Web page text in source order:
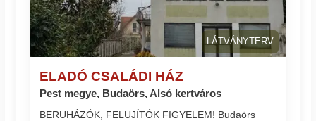
LÁTVÁNYTERV
ELADÓ CSALÁDI HÁZ
Pest megye, Budaörs, Alsó kertváros
BERUHÁZÓK, FELUJÍTÓK FIGYELEM! Budaörs